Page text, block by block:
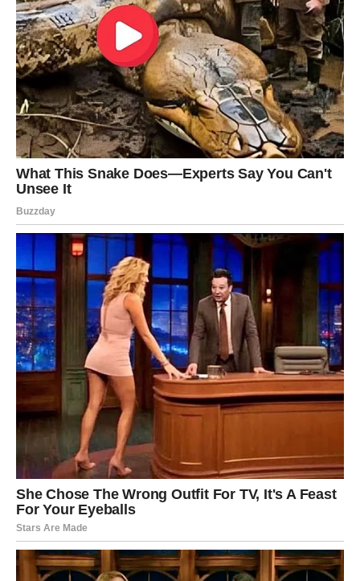
Ako ste slobodni, moguće je poznanstvo koje će vam
odmah probuditi interesovanje.
Privući će vas nečija energija, spontanost i način
razmišljanja.
Ako ste zauzeti, odnos sa partnerom ulazi u vedriju fazu.
Biće više zajedničkih trenutaka, više smijeha i više
osjećaja da zajedno možete sve.
DOZVOLITE SEBI DA
VJERUJETE U ČUDA
Ponekad ste toliko zauzeti traženjem sljedećeg cilja da
zaboravite primijetiti koliko lijepih stvari već dolazi prema
vama.
Zvijezde vas sada podsjećaju da zastanete.
Pogledajte oko sebe.
Mnogo je znakova da se sreća približava.
PRED VAMA JE RAZDOBLJE
KOJE DONOSI RADOST